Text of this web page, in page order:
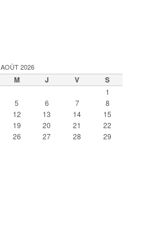
AOÛT 2026
M J V S
1
5 6 7
8
12 13 14
15
19 20 21
22
26 27 28
29